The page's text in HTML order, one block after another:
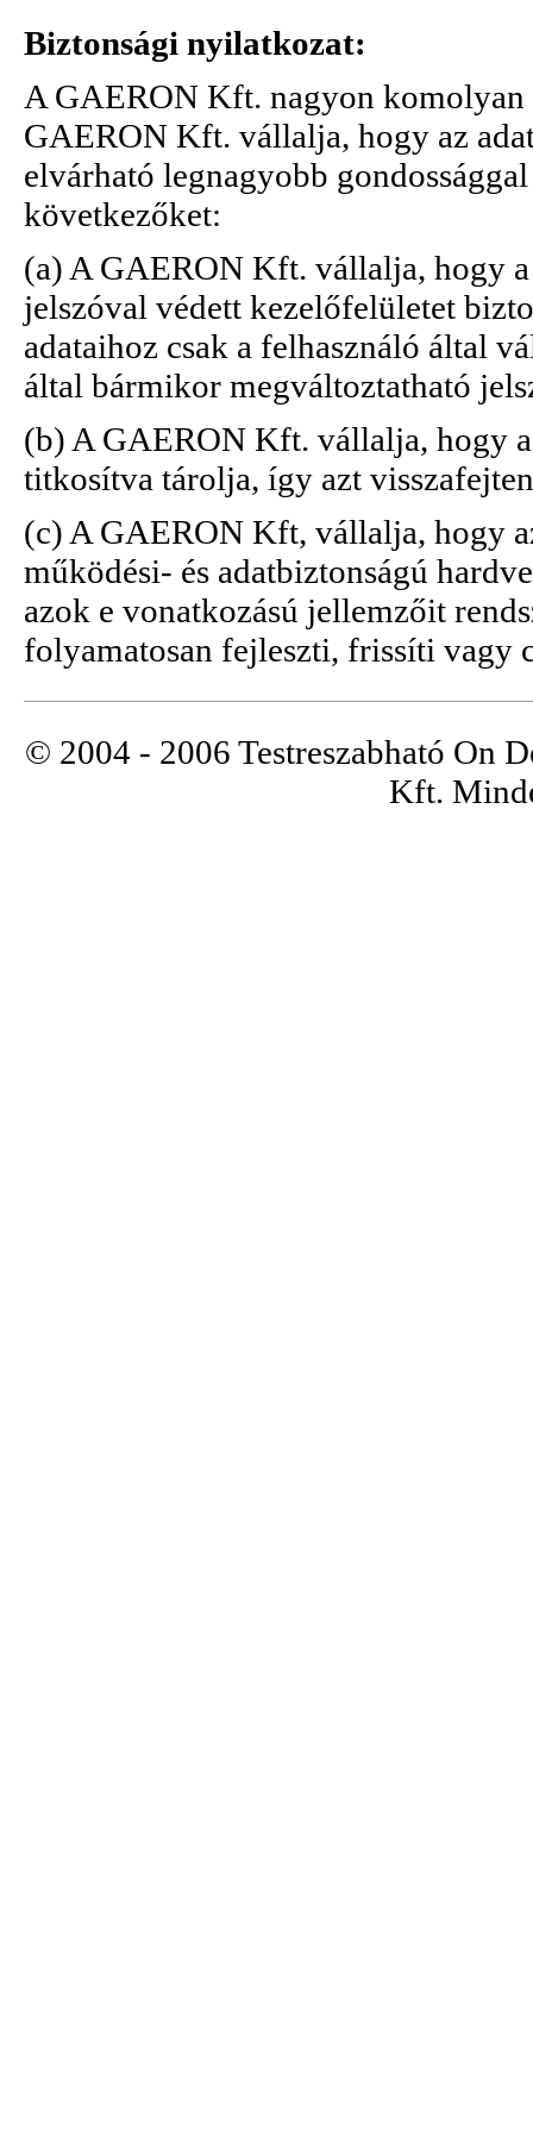
Biztonsági nyilatkozat:
A GAERON Kft. nagyon komolyan
GAERON Kft. vállalja, hogy az
elvárható legnagyobb
következőket:
(a) A GAERON Kft. vállalja, hogy
jelszóval védett kezelőfelületet
adataihoz csak a felhasználó által
által bármikor megváltoztatható
(b) A GAERON Kft. vállalja, hogy
titkosítva tárolja, így azt
(c) A GAERON Kft, vállalja, hogy
működési- és adatbiztonságú
azok e vonatkozású jellemzőit
folyamatosan fejleszti, frissíti vagy
© 2004 - 2006 Testreszabható On
Kft.